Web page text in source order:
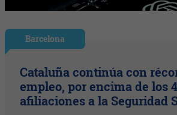
Barcelona
Cataluña continúa con
empleo, por encima de los
afiliaciones a la Seguridad